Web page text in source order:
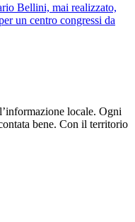
Bellini, mai realizzato,
un centro congressi da
locale. Ogni
bene. Con il territorio